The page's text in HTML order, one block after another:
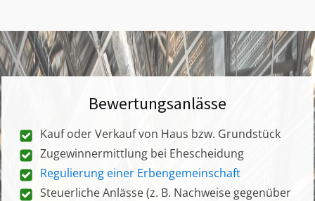
Bewertungsanlässe
Kauf oder Verkauf von Haus bzw. Grundstück
Zugewinnermittlung bei Ehescheidung
Regulierung einer Erbengemeinschaft
Steuerliche Anlässe (z. B. Nachweise gegenüber